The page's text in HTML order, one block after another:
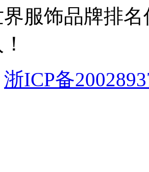
服饰品牌排
浙ICP备